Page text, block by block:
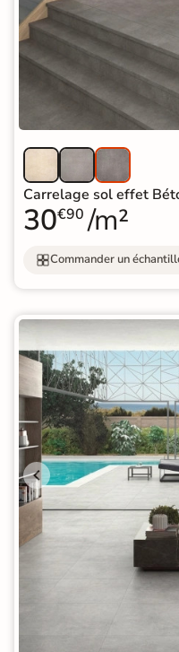
Carrelage sol effet
30€90 /m²
Commander un